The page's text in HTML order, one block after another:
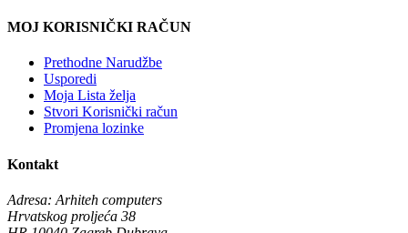
MOJ KORISNIČKI RAČUN
Prethodne Narudžbe
Usporedi
Moja Lista želja
Stvori Korisnički račun
Promjena lozinke
Kontakt
Adresa: Arhiteh computers
Hrvatskog proljeća 38